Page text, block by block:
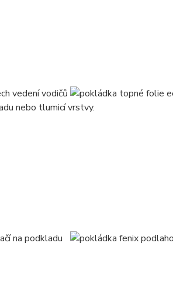
vedení vodičů
nebo tlumicí vrstvy.
na podkladu